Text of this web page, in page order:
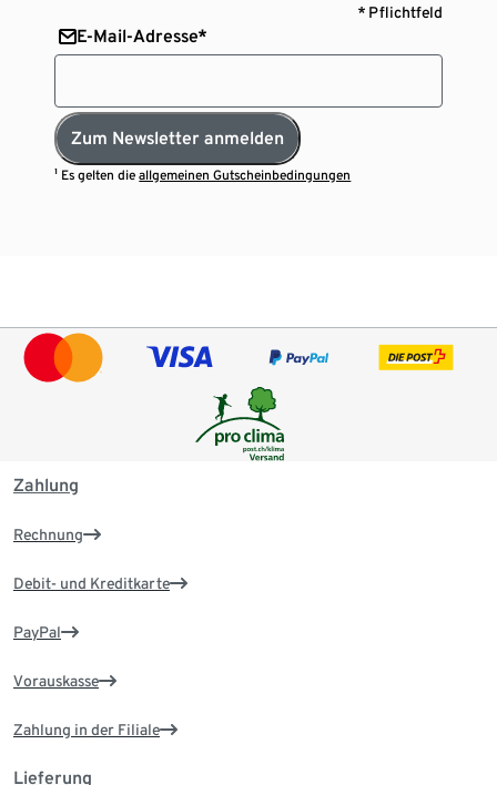
* Pflichtfeld
E-Mail-Adresse*
Zum Newsletter anmelden
¹ Es gelten dieallgemeinen Gutscheinbedingungen
Zahlung
Rechnung
Debit- und Kreditkarte
PayPal
Vorauskasse
Zahlung in der Filiale
Lieferung